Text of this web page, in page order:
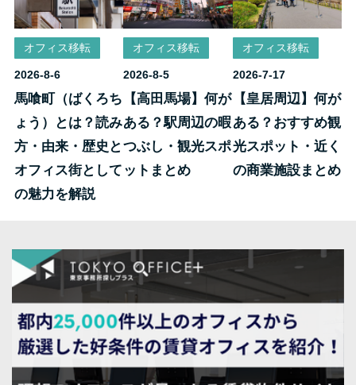
オフィス移転
2026-8-6
馬喰町（ばくろち
ょう）とは？読み
方・由来・歴史と
オフィス街として
の魅力を解説
オフィス移転
2026-8-5
【高田馬場】何が
ある？駅周辺の暇
つぶし・観光スポ
ットまとめ
オフィス移転
2026-7-17
【皇居周辺】何が
ある？おすすめ観
光スポット・近く
の商業施設まとめ